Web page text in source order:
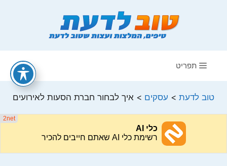
תפריט
טוב לדעת > עסקים > איך לבחור חברת הסעות לאירועים